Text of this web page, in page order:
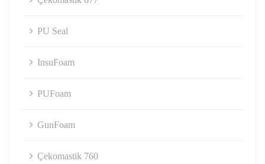
PU Seal
InsuFoam
PUFoam
GunFoam
Çekomastik 760